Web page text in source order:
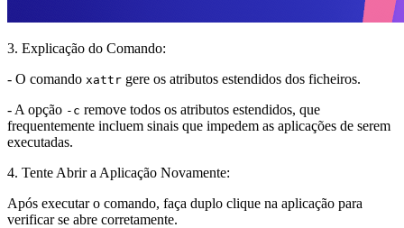
3. Explicação do Comando:
- O comando xattr gere os atributos estendidos dos ficheiros.
- A opção -c remove todos os atributos estendidos, que
frequentemente incluem sinais que impedem as aplicações de serem
executadas.
4. Tente Abrir a Aplicação Novamente:
Após executar o comando, faça duplo clique na aplicação para
verificar se abre corretamente.